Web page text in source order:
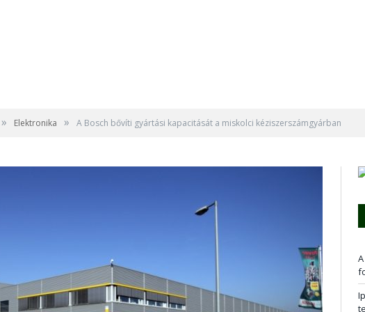
» Elektronika » A Bosch bővíti gyártási kapacitását a miskolci kéziszerszámgyárban